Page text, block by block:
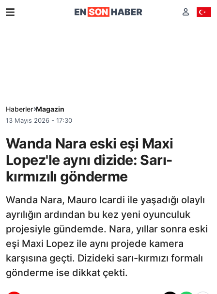
Haberler Magazin
13 Mayıs 2026 - 17:30
Wanda Nara eski eşi Maxi
Lopez'le aynı dizide: Sarı-
kırmızılı gönderme
Wanda Nara, Mauro Icardi ile yaşadığı olaylı
ayrılığın ardından bu kez yeni oyunculuk
projesiyle gündemde. Nara, yıllar sonra eski
eşi Maxi Lopez ile aynı projede kamera
karşısına geçti. Dizideki sarı-kırmızı formalı
gönderme ise dikkat çekti.